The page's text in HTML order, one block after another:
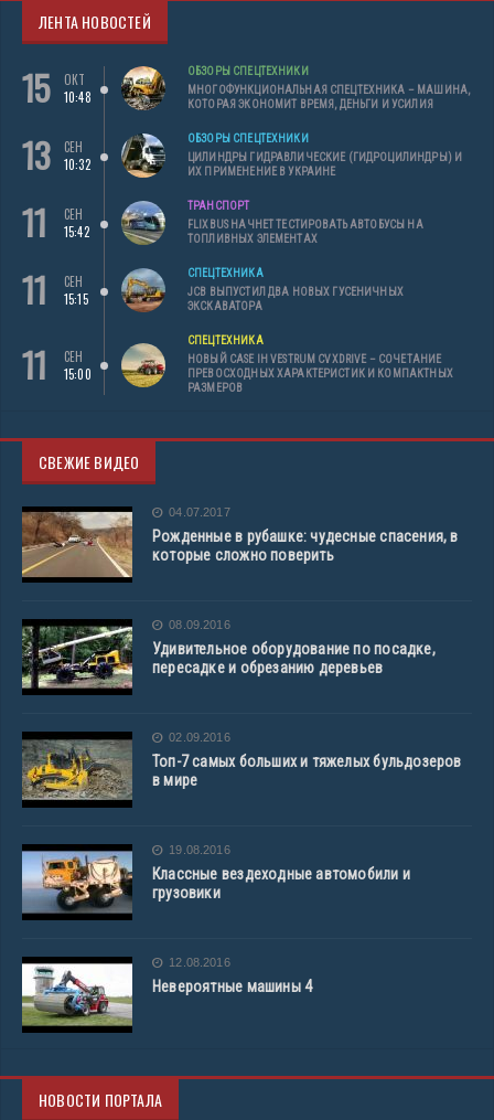
ЛЕНТА НОВОСТЕЙ
15
ОКТ
10:48
ОБЗОРЫ СПЕЦТЕХНИКИ
МНОГОФУНКЦИОНАЛЬНАЯ СПЕЦТЕХНИКА – МАШИНА,
КОТОРАЯ ЭКОНОМИТ ВРЕМЯ, ДЕНЬГИ И УСИЛИЯ
13
СЕН
10:32
ОБЗОРЫ СПЕЦТЕХНИКИ
ЦИЛИНДРЫ ГИДРАВЛИЧЕСКИЕ (ГИДРОЦИЛИНДРЫ) И
ИХ ПРИМЕНЕНИЕ В УКРАИНЕ
11
СЕН
15:42
ТРАНСПОРТ
FLIXBUS НАЧНЕТ ТЕСТИРОВАТЬ АВТОБУСЫ НА
ТОПЛИВНЫХ ЭЛЕМЕНТАХ
11
СЕН
15:15
СПЕЦТЕХНИКА
JCB ВЫПУСТИЛ ДВА НОВЫХ ГУСЕНИЧНЫХ
ЭКСКАВАТОРА
11
СЕН
15:00
СПЕЦТЕХНИКА
НОВЫЙ CASE IH VESTRUM CVXDRIVE – СОЧЕТАНИЕ
ПРЕВОСХОДНЫХ ХАРАКТЕРИСТИК И КОМПАКТНЫХ
РАЗМЕРОВ
СВЕЖИЕ ВИДЕО
04.07.2017
Рожденные в рубашке: чудесные спасения, в
которые сложно поверить
08.09.2016
Удивительное оборудование по посадке,
пересадке и обрезанию деревьев
02.09.2016
Топ-7 самых больших и тяжелых бульдозеров
в мире
19.08.2016
Классные вездеходные автомобили и
грузовики
12.08.2016
Невероятные машины 4
НОВОСТИ ПОРТАЛА